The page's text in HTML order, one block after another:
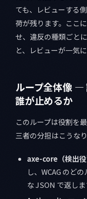
ても、レビューする
荷が残ります。ここ
せ、違反の種類ごと
と、レビューが一気
ループ全体像 —
誰が止めるか
このループは役割を
三者の分担はこうなり
axe-core（検出役
し、WCAG のど
な JSON で返し